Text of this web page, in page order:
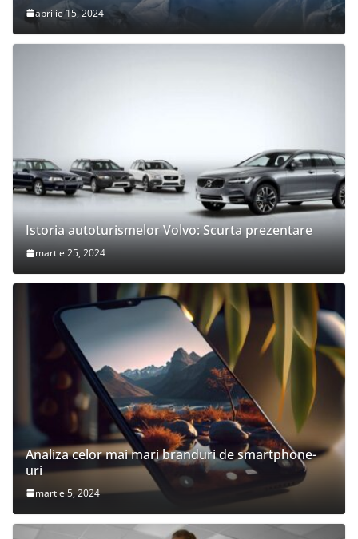
aprilie 15, 2024
Istoria autoturismelor Volvo: Scurta prezentare
martie 25, 2024
Analiza celor mai mari branduri de smartphone-
uri
martie 5, 2024